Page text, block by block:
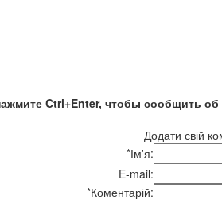
Ctrl+Enter, чтобы сообщить об
Додати свій
*Ім'я:
E-mail:
*Коментарій: